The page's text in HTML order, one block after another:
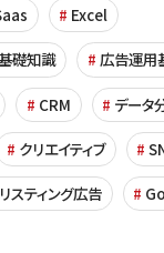
Excel
礎知識 広告運用
CRM データ
クリエイティブ
リスティング広告